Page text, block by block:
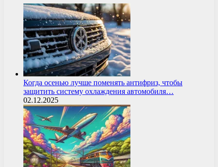
Когда осенью лучше поменять антифриз, чтобы
защитить систему охлаждения автомобиля…
02.12.2025